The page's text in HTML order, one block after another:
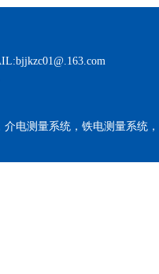
电测量系统，铁电测量系统